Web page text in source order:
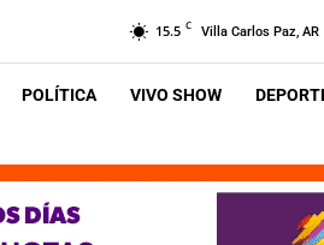
15.5 C Villa Carlos Paz, AR
POLÍTICA VIVO SHOW